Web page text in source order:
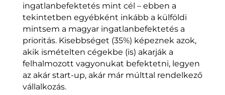
ingatlanbefektetés mint cél – ebben a
tekintetben egyébként inkább a külföldi
mintsem a magyar ingatlanbefektetés a
prioritás. Kisebbséget (35%) képeznek azok,
akik ismételten cégekbe (is) akarják a
felhalmozott vagyonukat befektetni, legyen
az akár start-up, akár már múlttal rendelkező
vállalkozás.